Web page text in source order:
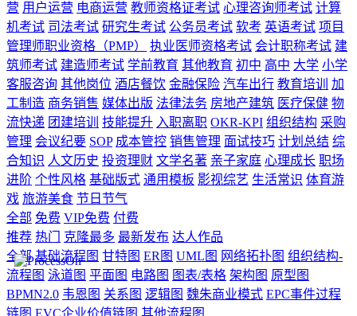
营 用户运营 电商运营 教师资格证考试 心理咨询师考试 计算
机考试 司法考试 研究生考试 公务员考试 软考 英语考试 项目
管理师职业资格（PMP）
执业医师资格考试 会计职称考试 建
筑师考试 建造师考试 学前教育 其他教育 初中 高中 大学 小学
客服咨询 其他岗位 酒店餐饮 金融保险 汽车出行 教育培训
加
工制造 商务销售 媒体出版 法律法务 房地产建筑 医疗保健 物
流快递 团建培训 技能提升 入职离职 OKR-KPI 组织结构 采购
管理 会议纪要 SOP 成本管控 销售管理 面试技巧 计划总结 综
合知识 人文历史 投资理财 文学名著 亲子家庭 心理成长 职场
进阶 个性风格 基础版式 通用模板 影视综艺 生活常识 体育游
戏 旅游美食 节日节气
全部 免费 VIP免费 付费
推荐 热门 克隆最多 最新发布 达人作品
全部 基础流程图 甘特图 ER图 UML图 网络拓扑图 组织结构-
流程图 泳道图 平面图 电路图 图表/表格 架构图 原型图
BPMN2.0 韦恩图 关系图 逻辑图 魏朱商业模式 EPC事件过程
链图 EVC企业价值链图 其他流程图